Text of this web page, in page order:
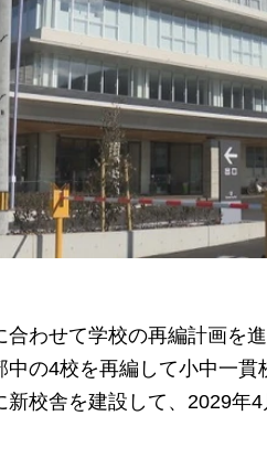
わせて学校の再編計画を
の4校を再編して小中一貫
校舎を建設して、2029年4